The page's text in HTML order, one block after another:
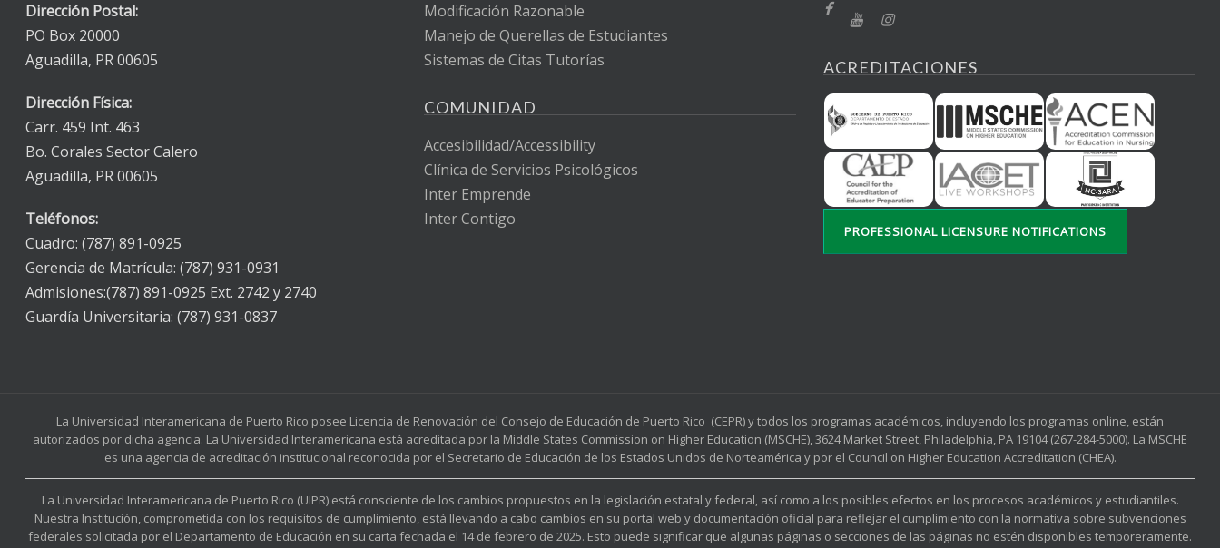
Dirección Postal:
PO Box 20000
Aguadilla, PR 00605
Dirección Física:
Carr. 459 Int. 463
Bo. Corales Sector Calero
Aguadilla, PR 00605
Teléfonos:
Cuadro: (787) 891-0925
Gerencia de Matrícula: (787) 931-0931
Admisiones:(787) 891-0925 Ext. 2742 y 2740
Guardía Universitaria: (787) 931-0837
Modificación Razonable
Manejo de Querellas de Estudiantes
Sistemas de Citas Tutorías
COMUNIDAD
Accesibilidad/Accessibility
Clínica de Servicios Psicológicos
Inter Emprende
Inter Contigo
ACREDITACIONES
PROFESSIONAL LICENSURE NOTIFICATIONS
La Universidad Interamericana de Puerto Rico posee Licencia de Renovación del Consejo de Educación de Puerto Rico (CEPR) y todos los programas académicos, incluyendo los programas online, están
autorizados por dicha agencia. La Universidad Interamericana está acreditada por la Middle States Commission on Higher Education (MSCHE), 3624 Market Street, Philadelphia, PA 19104 (267-284-5000). La MSCHE
es una agencia de acreditación institucional reconocida por el Secretario de Educación de los Estados Unidos de Norteamérica y por el Council on Higher Education Accreditation (CHEA).
La Universidad Interamericana de Puerto Rico (UIPR) está consciente de los cambios propuestos en la legislación estatal y federal, así como a los posibles efectos en los procesos académicos y estudiantiles.
Nuestra Institución, comprometida con los requisitos de cumplimiento, está llevando a cabo cambios en su portal web y documentación oficial para reflejar el cumplimiento con la normativa sobre subvenciones
federales solicitada por el Departamento de Educación en su carta fechada el 14 de febrero de 2025. Esto puede significar que algunas páginas o secciones de las páginas no estén disponibles temporeramente.